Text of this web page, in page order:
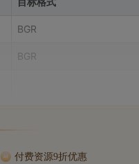
BGR
BGR
付费资源9折优惠